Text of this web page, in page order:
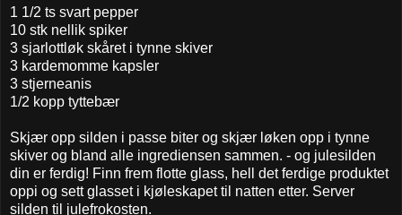
1 1/2 ts svart pepper
10 stk nellik spiker
3 sjarlottløk skåret i tynne skiver
3 kardemomme kapsler
3 stjerneanis
1/2 kopp tyttebær
Skjær opp silden i passe biter og skjær løken opp i tynne
skiver og bland alle ingrediensen sammen. - og julesilden
din er ferdig! Finn frem flotte glass, hell det ferdige produktet
oppi og sett glasset i kjøleskapet til natten etter. Server
silden til julefrokosten.